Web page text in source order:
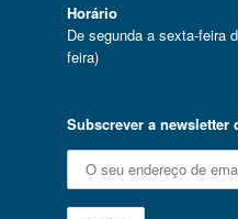
Horário
De segunda a sexta-feira
feira)
Subscrever a newsletter